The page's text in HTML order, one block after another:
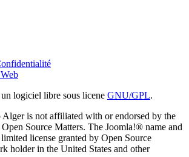
logiciel libre sous licene GNU/GPL.
is not affiliated with or endorsed by the
Source Matters. The Joomla!® name and
license granted by Open Source
holder in the United States and other